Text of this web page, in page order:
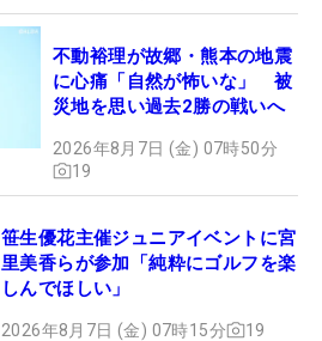
不動裕理が故郷・熊本の地震
に心痛「自然が怖いな」 被
災地を思い過去2勝の戦いへ
2026年8月7日 (金) 07時50分
19
笹生優花主催ジュニアイベントに宮
里美香らが参加「純粋にゴルフを楽
しんでほしい」
2026年8月7日 (金) 07時15分 19